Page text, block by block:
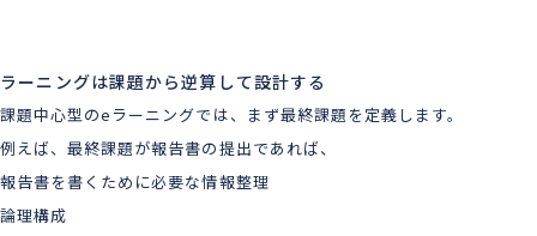
ーニングは課題から逆算して設計する
課題中心型のeラーニングでは、まず最終課題を定義します。
例えば、最終課題が報告書の提出であれば、
報告書を書くために必要な情報整理
論理構成